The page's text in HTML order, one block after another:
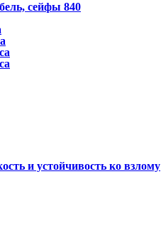
сейфы 840
и устойчивость ко взлому